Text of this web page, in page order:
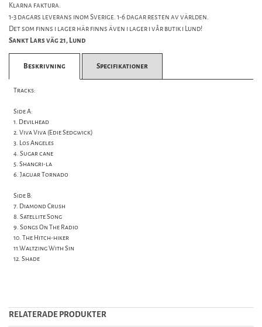
Klarna faktura.
1-3 dagars leverans inom Sverige. 1-6 dagar resten av världen.
Det som finns i lager här finns även i lager i vår butik i Lund!
Sankt Lars väg 21, Lund
Beskrivning Specifikationer
Tracks:
Side A:
1. Devilhead
2. Viva Viva (Edie Sedgwick)
3. Los Angeles
4. Sugar cane
5. Shangri-la
6. Jaguar Tornado
Side B:
7. Diamond Crush
8. Satellite Song
9. Songs On The Radio
10. The Hitch-hiker
11.Waltzing With Sin
12. Shade
RELATERADE PRODUKTER